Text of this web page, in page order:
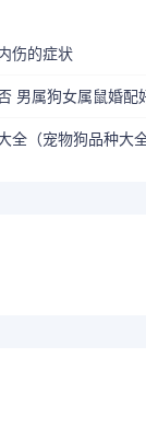
伤的症状
男属狗女属鼠婚配
全（宠物狗品种大